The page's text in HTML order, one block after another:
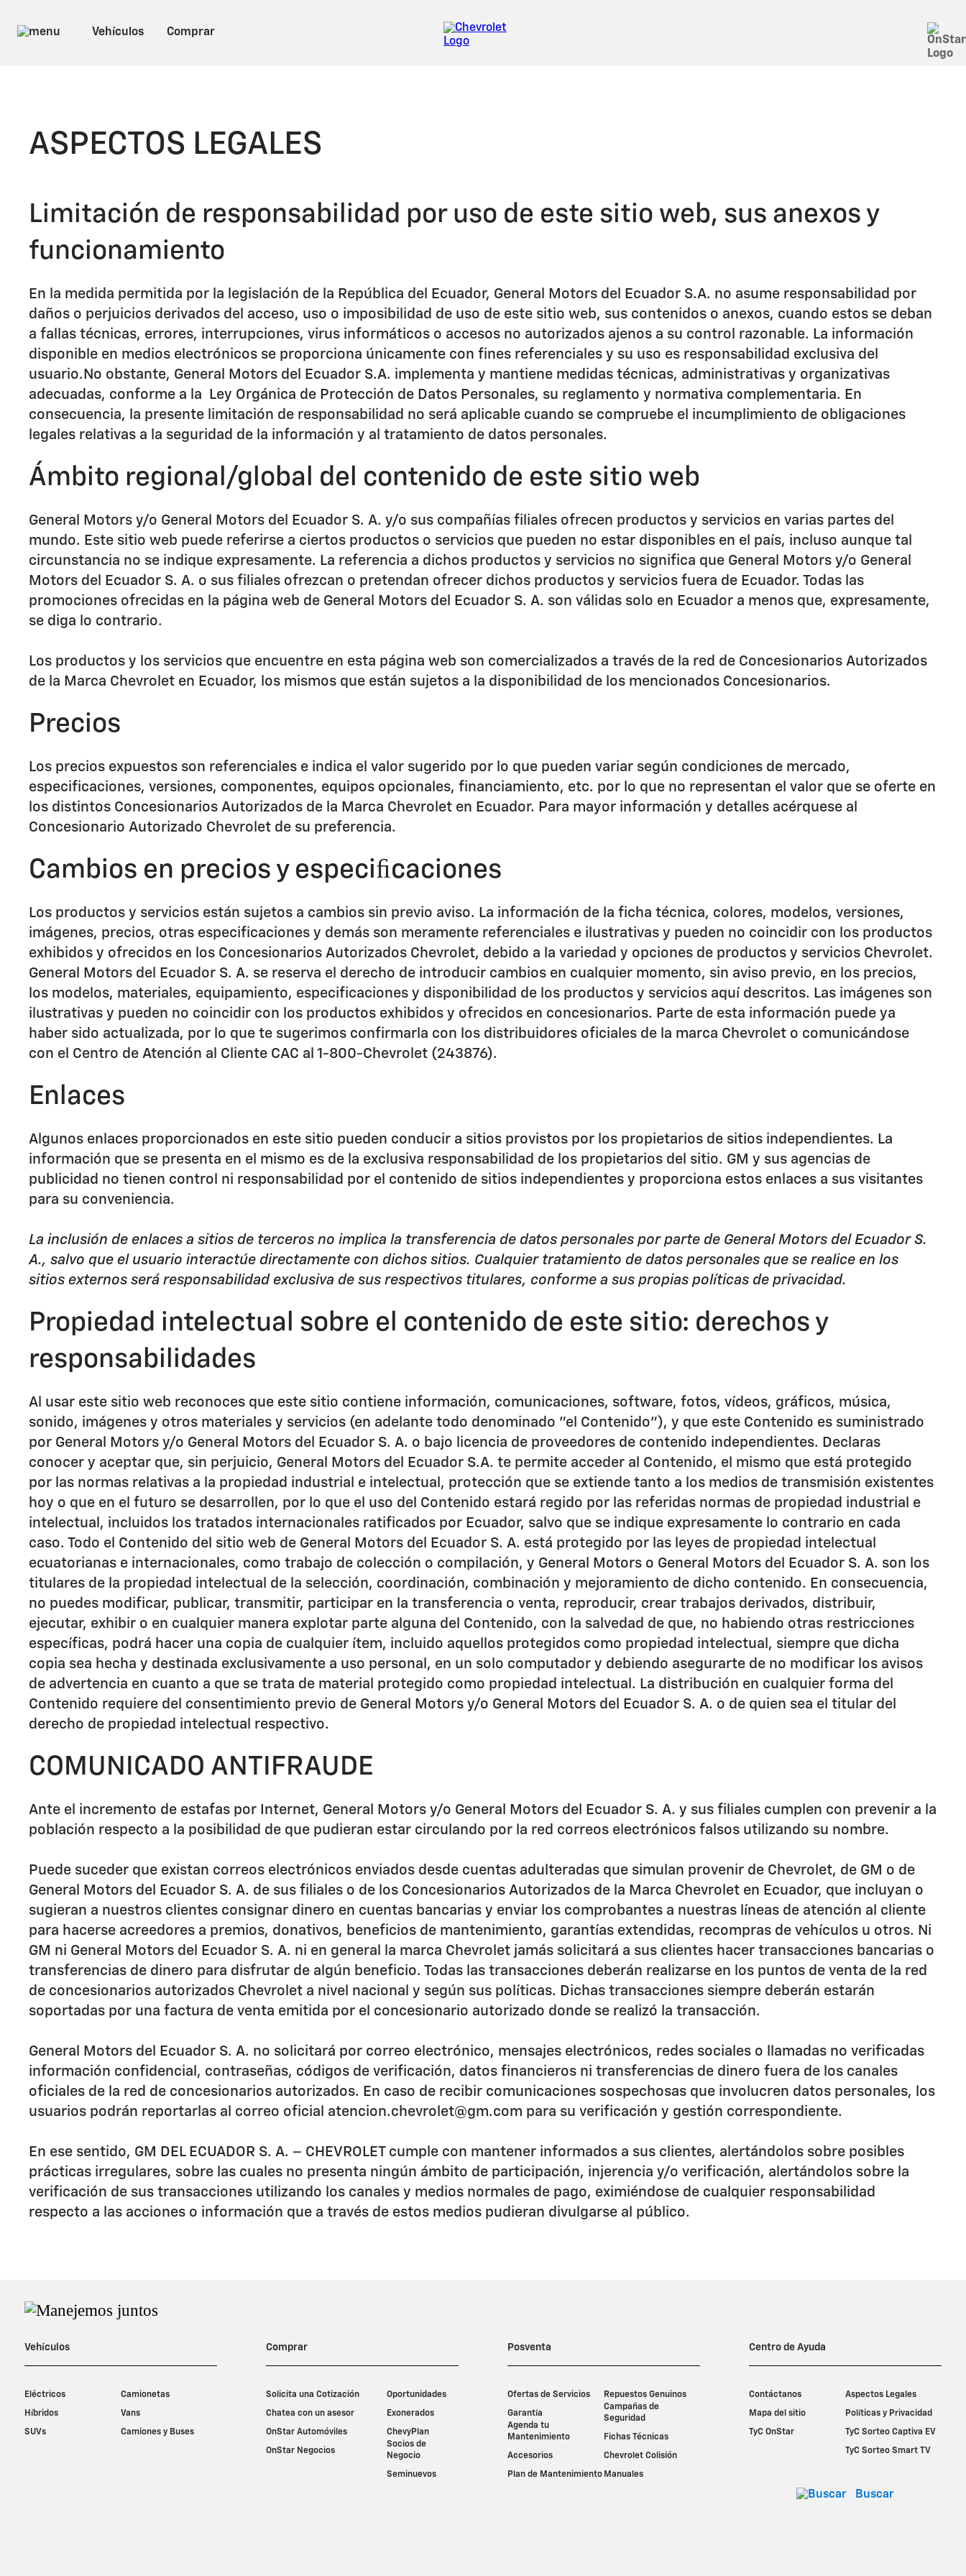
ASPECTOS LEGALES
Limitación de responsabilidad por uso de este sitio web, sus anexos y
funcionamiento
En la medida permitida por la legislación de la República del Ecuador, General Motors del Ecuador S.A. no asume responsabilidad por
daños o perjuicios derivados del acceso, uso o imposibilidad de uso de este sitio web, sus contenidos o anexos, cuando estos se deban
a fallas técnicas, errores, interrupciones, virus informáticos o accesos no autorizados ajenos a su control razonable. La información
disponible en medios electrónicos se proporciona únicamente con fines referenciales y su uso es responsabilidad exclusiva del
usuario.No obstante, General Motors del Ecuador S.A. implementa y mantiene medidas técnicas, administrativas y organizativas
adecuadas, conforme a la Ley Orgánica de Protección de Datos Personales, su reglamento y normativa complementaria. En
consecuencia, la presente limitación de responsabilidad no será aplicable cuando se compruebe el incumplimiento de obligaciones
legales relativas a la seguridad de la información y al tratamiento de datos personales.
Ámbito regional/global del contenido de este sitio web
General Motors y/o General Motors del Ecuador S. A. y/o sus compañías filiales ofrecen productos y servicios en varias partes del
mundo. Este sitio web puede referirse a ciertos productos o servicios que pueden no estar disponibles en el país, incluso aunque tal
circunstancia no se indique expresamente. La referencia a dichos productos y servicios no significa que General Motors y/o General
Motors del Ecuador S. A. o sus filiales ofrezcan o pretendan ofrecer dichos productos y servicios fuera de Ecuador. Todas las
promociones ofrecidas en la página web de General Motors del Ecuador S. A. son válidas solo en Ecuador a menos que, expresamente,
se diga lo contrario.
Los productos y los servicios que encuentre en esta página web son comercializados a través de la red de Concesionarios Autorizados
de la Marca Chevrolet en Ecuador, los mismos que están sujetos a la disponibilidad de los mencionados Concesionarios.
Precios
Los precios expuestos son referenciales e indica el valor sugerido por lo que pueden variar según condiciones de mercado,
especificaciones, versiones, componentes, equipos opcionales, financiamiento, etc. por lo que no representan el valor que se oferte en
los distintos Concesionarios Autorizados de la Marca Chevrolet en Ecuador. Para mayor información y detalles acérquese al
Concesionario Autorizado Chevrolet de su preferencia.
Cambios en precios y especiﬁcaciones
Los productos y servicios están sujetos a cambios sin previo aviso. La información de la ficha técnica, colores, modelos, versiones,
imágenes, precios, otras especificaciones y demás son meramente referenciales e ilustrativas y pueden no coincidir con los productos
exhibidos y ofrecidos en los Concesionarios Autorizados Chevrolet, debido a la variedad y opciones de productos y servicios Chevrolet.
General Motors del Ecuador S. A. se reserva el derecho de introducir cambios en cualquier momento, sin aviso previo, en los precios,
los modelos, materiales, equipamiento, especificaciones y disponibilidad de los productos y servicios aquí descritos. Las imágenes son
ilustrativas y pueden no coincidir con los productos exhibidos y ofrecidos en concesionarios. Parte de esta información puede ya
haber sido actualizada, por lo que te sugerimos confirmarla con los distribuidores oficiales de la marca Chevrolet o comunicándose
con el Centro de Atención al Cliente CAC al 1-800-Chevrolet (243876).
Enlaces
Algunos enlaces proporcionados en este sitio pueden conducir a sitios provistos por los propietarios de sitios independientes. La
información que se presenta en el mismo es de la exclusiva responsabilidad de los propietarios del sitio. GM y sus agencias de
publicidad no tienen control ni responsabilidad por el contenido de sitios independientes y proporciona estos enlaces a sus visitantes
para su conveniencia.
La inclusión de enlaces a sitios de terceros no implica la transferencia de datos personales por parte de General Motors del Ecuador S.
A., salvo que el usuario interactúe directamente con dichos sitios. Cualquier tratamiento de datos personales que se realice en los
sitios externos será responsabilidad exclusiva de sus respectivos titulares, conforme a sus propias políticas de privacidad.
Propiedad intelectual sobre el contenido de este sitio: derechos y
responsabilidades
Al usar este sitio web reconoces que este sitio contiene información, comunicaciones, software, fotos, vídeos, gráficos, música,
sonido, imágenes y otros materiales y servicios (en adelante todo denominado "el Contenido"), y que este Contenido es suministrado
por General Motors y/o General Motors del Ecuador S. A. o bajo licencia de proveedores de contenido independientes. Declaras
conocer y aceptar que, sin perjuicio, General Motors del Ecuador S.A. te permite acceder al Contenido, el mismo que está protegido
por las normas relativas a la propiedad industrial e intelectual, protección que se extiende tanto a los medios de transmisión existentes
hoy o que en el futuro se desarrollen, por lo que el uso del Contenido estará regido por las referidas normas de propiedad industrial e
intelectual, incluidos los tratados internacionales ratificados por Ecuador, salvo que se indique expresamente lo contrario en cada
caso. Todo el Contenido del sitio web de General Motors del Ecuador S. A. está protegido por las leyes de propiedad intelectual
ecuatorianas e internacionales, como trabajo de colección o compilación, y General Motors o General Motors del Ecuador S. A. son los
titulares de la propiedad intelectual de la selección, coordinación, combinación y mejoramiento de dicho contenido. En consecuencia,
no puedes modificar, publicar, transmitir, participar en la transferencia o venta, reproducir, crear trabajos derivados, distribuir,
ejecutar, exhibir o en cualquier manera explotar parte alguna del Contenido, con la salvedad de que, no habiendo otras restricciones
específicas, podrá hacer una copia de cualquier ítem, incluido aquellos protegidos como propiedad intelectual, siempre que dicha
copia sea hecha y destinada exclusivamente a uso personal, en un solo computador y debiendo asegurarte de no modificar los avisos
de advertencia en cuanto a que se trata de material protegido como propiedad intelectual. La distribución en cualquier forma del
Contenido requiere del consentimiento previo de General Motors y/o General Motors del Ecuador S. A. o de quien sea el titular del
derecho de propiedad intelectual respectivo.
COMUNICADO ANTIFRAUDE
Ante el incremento de estafas por Internet, General Motors y/o General Motors del Ecuador S. A. y sus filiales cumplen con prevenir a la
población respecto a la posibilidad de que pudieran estar circulando por la red correos electrónicos falsos utilizando su nombre.
Puede suceder que existan correos electrónicos enviados desde cuentas adulteradas que simulan provenir de Chevrolet, de GM o de
General Motors del Ecuador S. A. de sus filiales o de los Concesionarios Autorizados de la Marca Chevrolet en Ecuador, que incluyan o
sugieran a nuestros clientes consignar dinero en cuentas bancarias y enviar los comprobantes a nuestras líneas de atención al cliente
para hacerse acreedores a premios, donativos, beneficios de mantenimiento, garantías extendidas, recompras de vehículos u otros. Ni
GM ni General Motors del Ecuador S. A. ni en general la marca Chevrolet jamás solicitará a sus clientes hacer transacciones bancarias o
transferencias de dinero para disfrutar de algún beneficio. Todas las transacciones deberán realizarse en los puntos de venta de la red
de concesionarios autorizados Chevrolet a nivel nacional y según sus políticas. Dichas transacciones siempre deberán estarán
soportadas por una factura de venta emitida por el concesionario autorizado donde se realizó la transacción.
General Motors del Ecuador S. A. no solicitará por correo electrónico, mensajes electrónicos, redes sociales o llamadas no verificadas
información confidencial, contraseñas, códigos de verificación, datos financieros ni transferencias de dinero fuera de los canales
oficiales de la red de concesionarios autorizados. En caso de recibir comunicaciones sospechosas que involucren datos personales, los
usuarios podrán reportarlas al correo oficial atencion.chevrolet@gm.com para su verificación y gestión correspondiente.
En ese sentido, GM DEL ECUADOR S. A. – CHEVROLET cumple con mantener informados a sus clientes, alertándolos sobre posibles
prácticas irregulares, sobre las cuales no presenta ningún ámbito de participación, injerencia y/o verificación, alertándolos sobre la
verificación de sus transacciones utilizando los canales y medios normales de pago, eximiéndose de cualquier responsabilidad
respecto a las acciones o información que a través de estos medios pudieran divulgarse al público.